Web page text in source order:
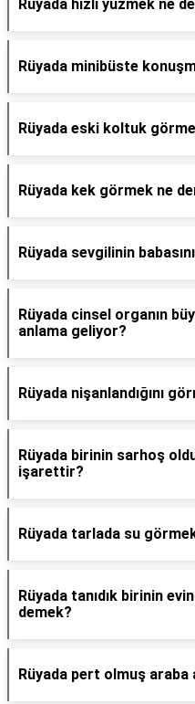
Rüyada hızlı yüzmek ne
Rüyada minibüste
Rüyada eski koltuk
Rüyada kek görmek ne
Rüyada sevgilinin
Rüyada cinsel organın
anlama geliyor?
Rüyada nişanlandığını
Rüyada birinin sarhoş
işarettir?
Rüyada tarlada su
Rüyada tanıdık birinin
demek?
Rüyada pert olmuş araba